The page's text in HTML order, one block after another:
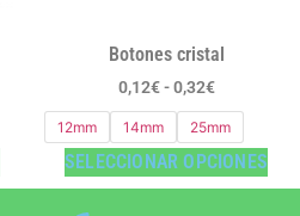
Botones cristal
0,12€ - 0,32€
12mm 14mm 25mm
SELECCIONAR OPCIONES